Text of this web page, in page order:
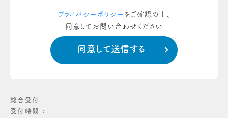
プライバシーポリシー をご確認の上、
同意してお問い合わせください
総合受付
受付時間 :